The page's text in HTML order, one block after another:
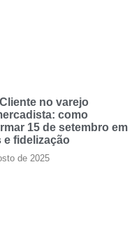
no varejo
como
15 de setembro em
e fidelização
de 2025